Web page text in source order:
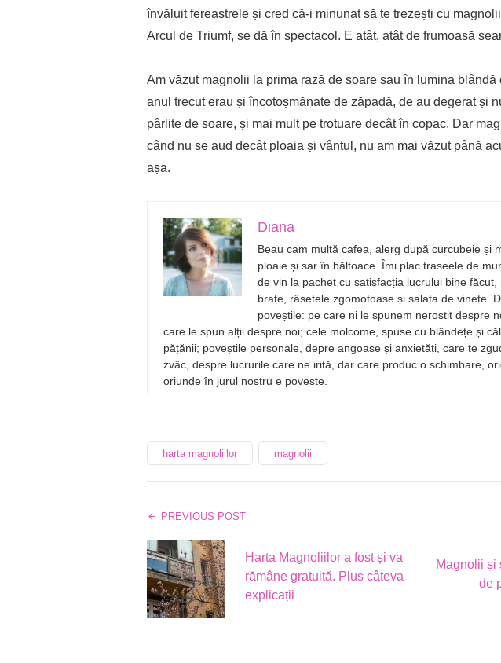
învăluit fereastrele și cred că-i minunat să te trezești cu
Arcul de Triumf, se dă în spectacol. E atât, atât de frumoasă
Am văzut magnolii la prima rază de soare sau în lumina
anul trecut erau și încotoșmănate de zăpadă, de au degerat și
pârlite de soare, și mai mult pe trotuare decât în copac. Dar
când nu se aud decât ploaia și vântul, nu am mai văzut până
așa.
Diana
Beau cam multă cafea, alerg după curcubeie și
ploaie și sar în băltoace. Îmi plac traseele de
de vin la pachet cu satisfacția lucrului bine
brațe, râsetele zgomotoase și salata de vinete.
poveștile: pe care ni le spunem nerostit despre
care le spun alții despre noi; cele molcome, spuse cu blândețe și
pățănii; poveștile personale, depre angoase și anxietăți, care te
zvâc, despre lucrurile care ne irită, dar care produc o schimbare,
oriunde în jurul nostru e poveste.
harta magnoliilor magnolii
PREVIOUS POST
Harta Magnoliilor a fost și va
rămâne gratuită. Plus câteva
explicații
Magnolii și
de